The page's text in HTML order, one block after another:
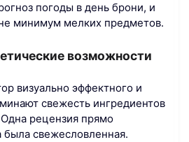
погоды в день брони, и
минимум мелких предметов.
возможности
визуально эффектного и
свежесть ингредиентов
рецензия прямо
была свежесловленная.